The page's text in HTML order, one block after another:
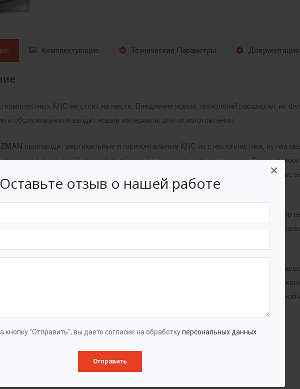
Оставьте отзыв о нашей работе
кнопку "Отправить", вы даете согласие на обработкуперсональных данных
Отправить
×
Комплектующие Технические Параметры Документация
комплектных КНС не стоит на месте. Внедрение новых технологий расширяет их
и обслуживания и вводит новые материалы для их изготовления.
производит вертикальные и горизонтальные КНС из стеклопластика, путём
и связующей полиэфирной смолы, получают корпус станции. Далее он
лестницами, решетками и т.д. Готовая КНС имеет трубопроводные детали, клапаны,
насосные станции
из стеклопластика являются инженерным комплексом по
вод, ливневых вод, дренажных стоков, производственных стоков в отсутствии
их естественный отвод самотёком.
от технических условий
и характеристик стройплощадок, канализационные
вертикальными или горизонтальными, с погружными насосами или
однокорпусные и двухкорпусные, с сухим и мокрым размещением насосов, I-ой, II-ой